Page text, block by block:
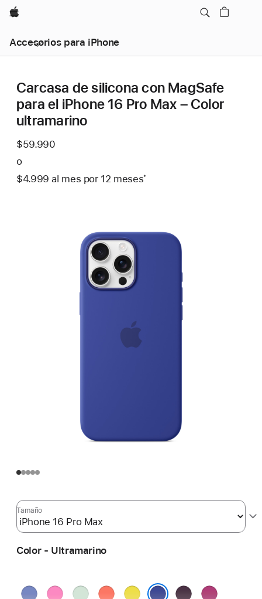
Apple
Accesorios para iPhone
Carcasa de silicona con MagSafe
para el iPhone 16 Pro Max – Color
ultramarino
$59.990
o
$4.999 al mes Al
por 12 mesesmeses
Nota
página
*
Tamaño
Color - Ultramarino
VioletaPeoníaAguamarina
Mandarina
Amarillo
CiruelaFucsia